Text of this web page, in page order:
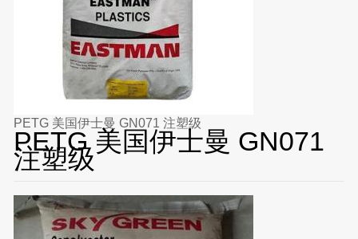
PETG 美国伊士曼 GN071 注塑级
PETG 美国伊士曼 GN071
注塑级